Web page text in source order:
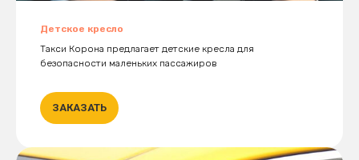
Детское кресло
Такси Корона предлагает детские кресла для
безопасности маленьких пассажиров
ЗАКАЗАТЬ